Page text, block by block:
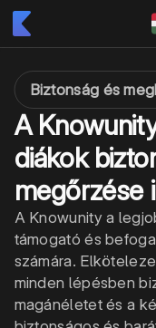
Biztonság és
A
diákok
megőrzése
A Knowunity a
támogató és
számára.
minden lépésben
magánéletet és a